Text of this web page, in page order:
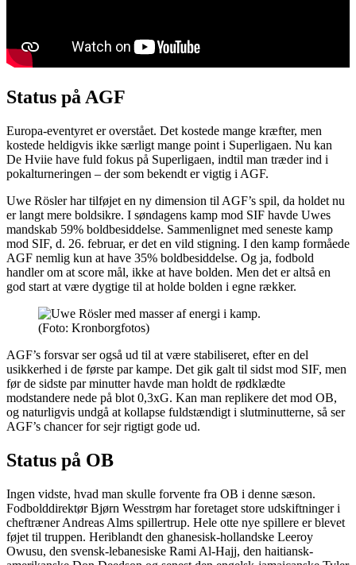
Status på AGF
Europa-eventyret er overstået. Det kostede mange kræfter, men
kostede heldigvis ikke særligt mange point i Superligaen. Nu kan
De Hviie have fuld fokus på Superligaen, indtil man træder ind i
pokalturneringen – der som bekendt er vigtig i AGF.
Uwe Rösler har tilføjet en ny dimension til AGF’s spil, da holdet nu
er langt mere boldsikre. I søndagens kamp mod SIF havde Uwes
mandskab 59% boldbesiddelse. Sammenlignet med seneste kamp
mod SIF, d. 26. februar, er det en vild stigning. I den kamp formåede
AGF nemlig kun at have 35% boldbesiddelse. Og ja, fodbold
handler om at score mål, ikke at have bolden. Men det er altså en
god start at være dygtige til at holde bolden i egne rækker.
(Foto: Kronborgfotos)
AGF’s forsvar ser også ud til at være stabiliseret, efter en del
usikkerhed i de første par kampe. Det gik galt til sidst mod SIF, men
før de sidste par minutter havde man holdt de rødklædte
modstandere nede på blot 0,3xG. Kan man replikere det mod OB,
og naturligvis undgå at kollapse fuldstændigt i slutminutterne, så ser
AGF’s chancer for sejr rigtigt gode ud.
Status på OB
Ingen vidste, hvad man skulle forvente fra OB i denne sæson.
Fodbolddirektør Bjørn Wesstrøm har foretaget store udskiftninger i
cheftræner Andreas Alms spillertrup. Hele otte nye spillere er blevet
føjet til truppen. Heriblandt den ghanesisk-hollandske Leeroy
Owusu, den svensk-lebanesiske Rami Al-Hajj, den haitiansk-